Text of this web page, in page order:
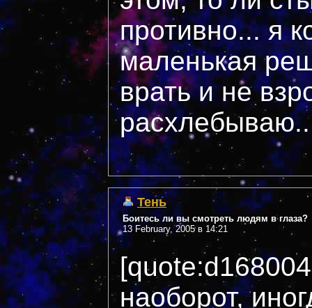
противно... я
маленькая
врать и не
Тень
Боитесь ли вы смотреть людям в глаза?
13 February, 2005 в 14:21
наоборот,